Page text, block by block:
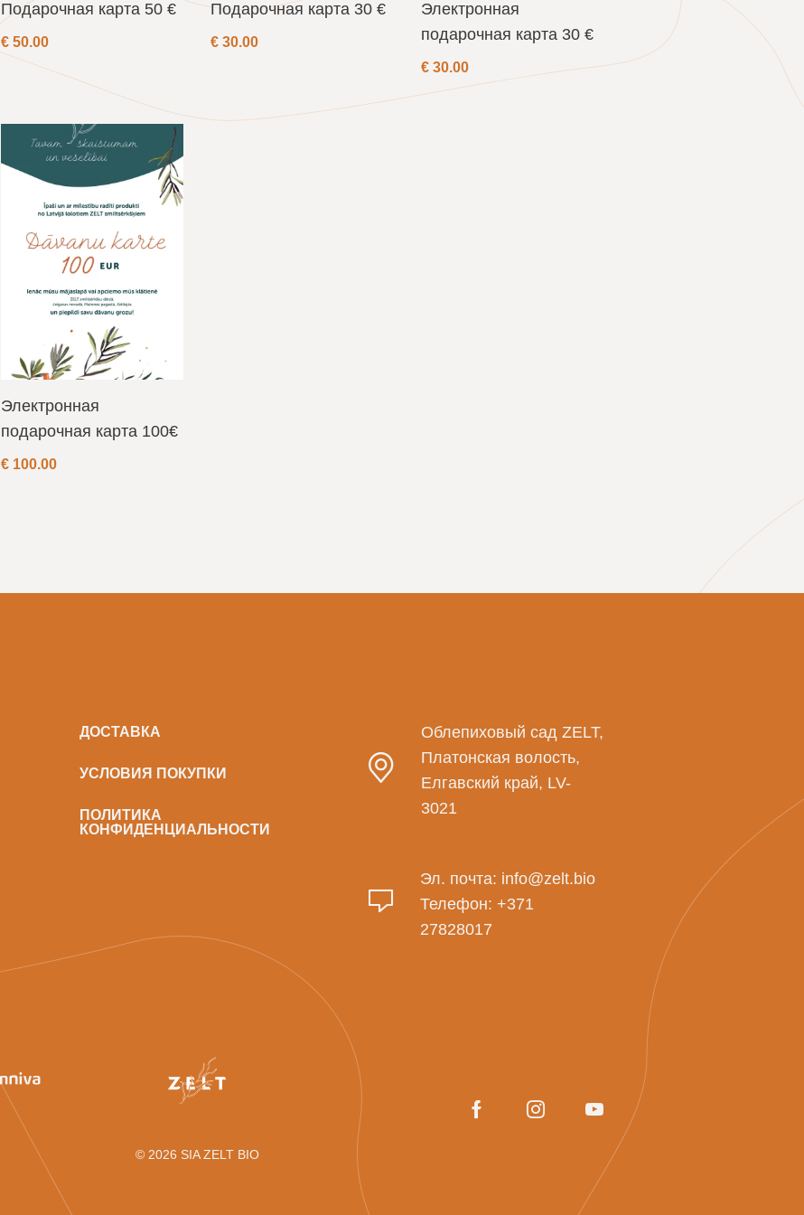
Подарочная карта 50 €
€ 50.00
Подарочная карта 30 €
€ 30.00
Электронная
подарочная карта 30 €
€ 30.00
Электронная
подарочная карта 100€
€ 100.00
ДОСТАВКА
УСЛОВИЯ ПОКУПКИ
ПОЛИТИКА
КОНФИДЕНЦИАЛЬНОСТИ
Облепиховый сад ZELT,
Платонская волость,
Елгавский край, LV-
3021
Эл. почта: info@zelt.bio
Телефон: +371
27828017
© 2026 SIA ZELT BIO